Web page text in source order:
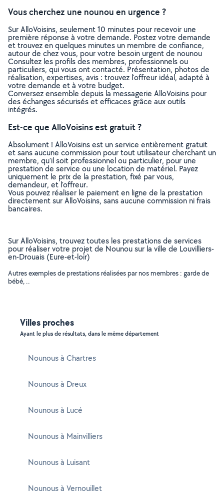
Vous cherchez une nounou en urgence ?
Sur AlloVoisins, seulement 10 minutes pour recevoir une
première réponse à votre demande. Postez votre demande
et trouvez en quelques minutes un membre de confiance,
autour de chez vous, pour votre besoin urgent de nounou
Consultez les profils des membres, professionnels ou
particuliers, qui vous ont contacté. Présentation, photos de
réalisation, expertises, avis : trouvez l'offreur idéal, adapté à
votre demande et à votre budget.
Conversez ensemble depuis la messagerie AlloVoisins pour
des échanges sécurisés et efficaces grâce aux outils
intégrés.
Est-ce que AlloVoisins est gratuit ?
Absolument ! AlloVoisins est un service entièrement gratuit
et sans aucune commission pour tout utilisateur cherchant un
membre, qu’il soit professionnel ou particulier, pour une
prestation de service ou une location de matériel. Payez
uniquement le prix de la prestation, fixé par vous,
demandeur, et l’offreur.
Vous pouvez réaliser le paiement en ligne de la prestation
directement sur AlloVoisins, sans aucune commission ni frais
bancaires.
Sur AlloVoisins, trouvez toutes les prestations de services
pour réaliser votre projet de Nounou sur la ville de Louvilliers-
en-Drouais (Eure-et-loir)
Autres exemples de prestations réalisées par nos membres : garde de
bébé, ..
Villes proches
Ayant le plus de résultats, dans le même département
Nounous à Chartres
Nounous à Dreux
Nounous à Lucé
Nounous à Mainvilliers
Nounous à Luisant
Nounous à Vernouillet